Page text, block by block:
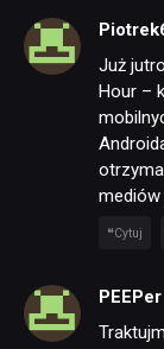
Już
Hour –
mediów
Cytuj
PEEPer